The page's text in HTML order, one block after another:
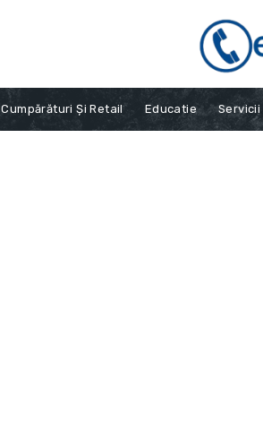
Cumpărături Și Retail Educatie